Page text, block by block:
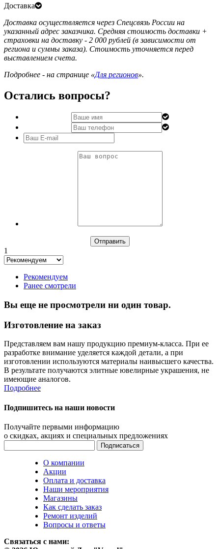
Доставка
Доставка осуществляется через Спецсвязь России на
указанный адрес заказчика. Средняя стоимость доставки +
страховки на доставку - 2 000 рублей (в зависимости от
региона и суммы заказа). Стоимость уточняется перед
выставлением счета.
Подробнее - на странице «Для регионов».
Остались вопросы?
1
Рекомендуем
Ранее смотрели
Вы еще не просмотрели ни один товар.
Изготовление на заказ
Представляем вам нашу продукцию премиум-класса. При ее
разработке внимание уделяется каждой детали, а при
изготовлении используются материалы наивысшего качества.
В результате получаются элитные ювелирные украшения, не
имеющие аналогов.
Подробнее
Подпишитесь на наши новости
Получайте первыми информацию
о скидках, акциях и специальных предложениях
О компании
Акции
Оплата и доставка
Наши мероприятия
Магазины
Как сделать заказ
Ремонт изделий
Вопросы и ответы
Связаться с нами: